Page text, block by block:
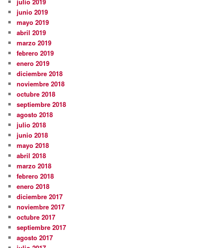
junio 2019
mayo 2019
abril 2019
marzo 2019
febrero 2019
enero 2019
diciembre 2018
noviembre 2018
octubre 2018
septiembre 2018
agosto 2018
julio 2018
junio 2018
mayo 2018
abril 2018
marzo 2018
febrero 2018
enero 2018
diciembre 2017
noviembre 2017
octubre 2017
septiembre 2017
agosto 2017